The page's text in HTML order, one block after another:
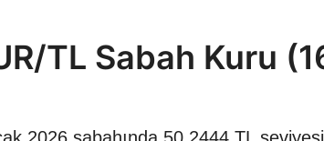
TL Sabah Kuru
2026 sabahında 50,2444 TL